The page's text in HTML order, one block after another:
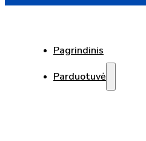
Pagrindinis
Parduotuvė